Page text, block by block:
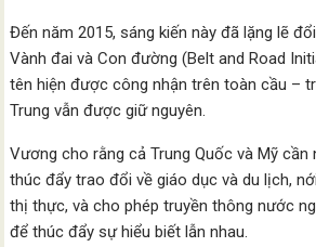
Đến năm 2015, sáng kiến này đã lặng lẽ
Vành đai và Con đường (Belt and Road
tên hiện được công nhận trên toàn cầu –
Trung vẫn được giữ nguyên.
Vương cho rằng cả Trung Quốc và Mỹ
thúc đẩy trao đổi về giáo dục và du lịch,
thị thực, và cho phép truyền thông nước
để thúc đẩy sự hiểu biết lẫn nhau.